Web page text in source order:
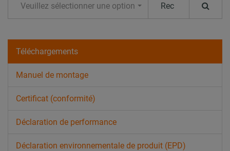
Veuillez sélectionner une option
Téléchargements
Manuel de montage
Certificat (conformité)
Déclaration de performance
Déclaration environnementale de produit (EPD)